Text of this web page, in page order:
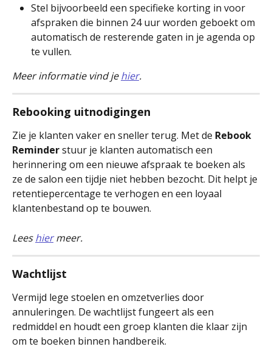
Stel bijvoorbeeld een specifieke korting in voor
afspraken die binnen 24 uur worden geboekt om
automatisch de resterende gaten in je agenda op
te vullen.
Meer informatie vind je hier.
Rebooking uitnodigingen
Zie je klanten vaker en sneller terug. Met de Rebook
Reminder stuur je klanten automatisch een
herinnering om een nieuwe afspraak te boeken als
ze de salon een tijdje niet hebben bezocht. Dit helpt je
retentiepercentage te verhogen en een loyaal
klantenbestand op te bouwen.
Lees hier meer.
Wachtlijst
Vermijd lege stoelen en omzetverlies door
annuleringen. De wachtlijst fungeert als een
redmiddel en houdt een groep klanten die klaar zijn
om te boeken binnen handbereik.